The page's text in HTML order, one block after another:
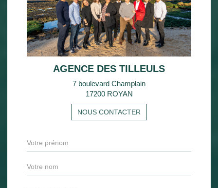
AGENCE DES TILLEULS
7 boulevard Champlain
17200 ROYAN
NOUS CONTACTER